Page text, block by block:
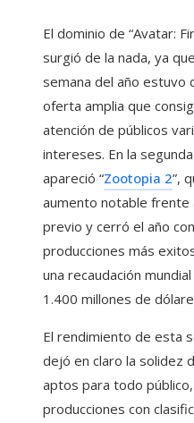
El dominio de “Avatar:
surgió de la nada, ya
semana del año estuvo
oferta amplia que
atención de públicos
intereses. En la
apareció “Zootopia 2”,
aumento notable frente
previo y cerró el año
producciones más
una recaudación
1.400 millones de
El rendimiento de esta
dejó en claro la solidez
aptos para todo
producciones con